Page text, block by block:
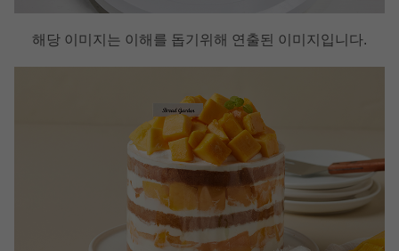
해당 이미지는 이해를 돕기위해 연출된 이미지입니다.